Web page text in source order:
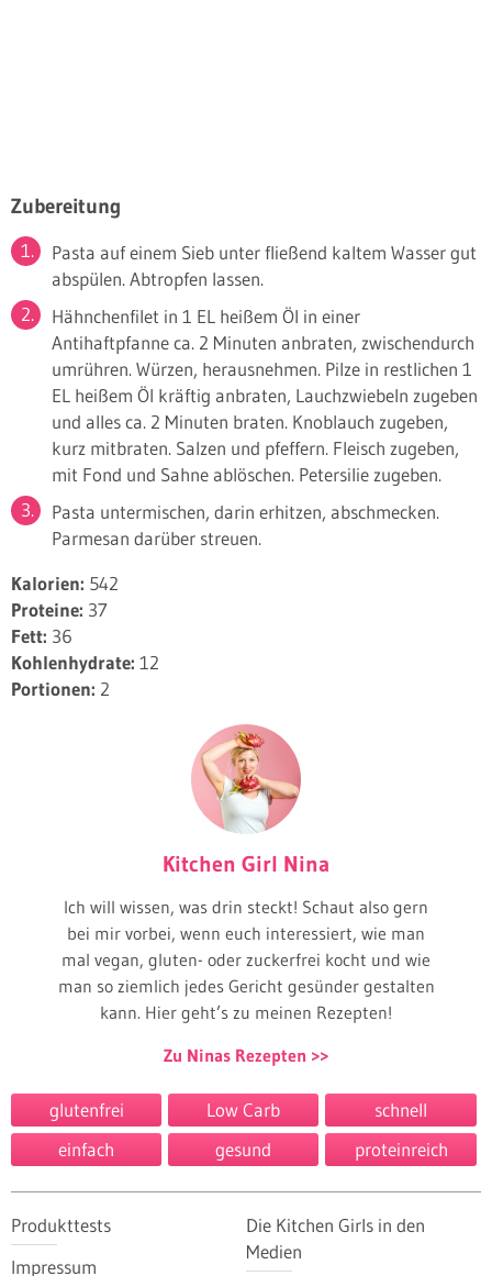
Zubereitung
Pasta auf einem Sieb unter fließend kaltem Wasser gut
abspülen. Abtropfen lassen.
Hähnchenfilet in 1 EL heißem Öl in einer
Antihaftpfanne ca. 2 Minuten anbraten, zwischendurch
umrühren. Würzen, herausnehmen. Pilze in restlichen 1
EL heißem Öl kräftig anbraten, Lauchzwiebeln zugeben
und alles ca. 2 Minuten braten. Knoblauch zugeben,
kurz mitbraten. Salzen und pfeffern. Fleisch zugeben,
mit Fond und Sahne ablöschen. Petersilie zugeben.
Pasta untermischen, darin erhitzen, abschmecken.
Parmesan darüber streuen.
Kalorien: 542
Proteine: 37
Fett: 36
Kohlenhydrate: 12
Portionen: 2
Kitchen Girl Nina
Ich will wissen, was drin steckt! Schaut also gern
bei mir vorbei, wenn euch interessiert, wie man
mal vegan, gluten- oder zuckerfrei kocht und wie
man so ziemlich jedes Gericht gesünder gestalten
kann. Hier geht’s zu meinen Rezepten!
Zu Ninas Rezepten
glutenfrei Low Carb
schnell
einfach
gesund proteinreich
Produkttests
Impressum
Die Kitchen Girls in den
Medien